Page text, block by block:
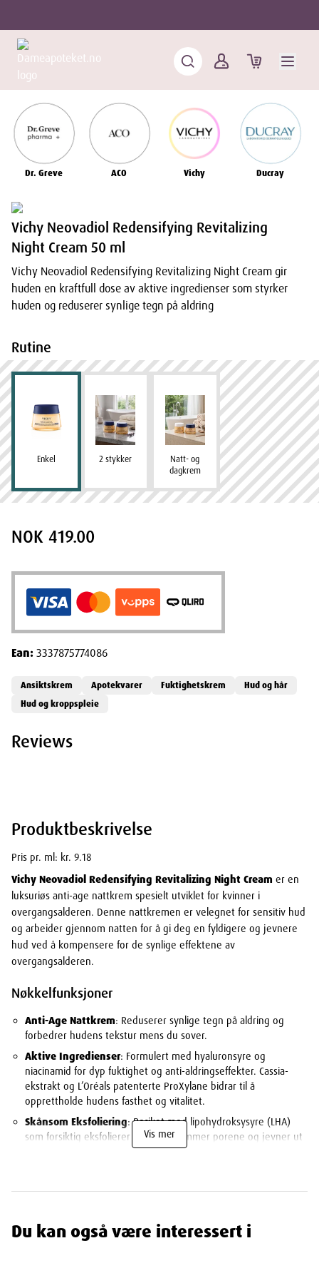
Dr. Greve ACO Vichy Ducray
Produktbeskrivelse
Pris pr. ml: kr. 9.18
Vichy Neovadiol Redensifying Revitalizing Night Cream er en
luksuriøs anti-age nattkrem spesielt utviklet for kvinner i
overgangsalderen. Denne nattkremen er velegnet for sensitiv hud
og arbeider gjennom natten for å gi deg en fyldigere og jevnere
hud ved å kompensere for de synlige effektene av
overgangsalderen.
Nøkkelfunksjoner
Anti-Age Nattkrem: Reduserer synlige tegn på aldring og
forbedrer hudens tekstur mens du sover.
Aktive Ingredienser: Formulert med hyaluronsyre og
niacinamid for dyp fuktighet og anti-aldringseffekter. Cassia-
ekstrakt og L’Oréals patenterte ProXylane bidrar til å
opprettholde hudens fasthet og vitalitet.
Skånsom Eksfoliering: Beriket med lipohydroksysyre (LHA)
som forsiktig eksfolierer huden, strammer porene og jevner ut
Kjølende Effekt
: Gir en umiddelbart forfriskende følelse ved
påføring, perfekt for avslapning før du legger deg.
Vis mer
Vichy Neovadiol Redensifying Revitalizing
Night Cream 50 ml
Vichy Neovadiol Redensifying Revitalizing Night Cream gir
huden en kraftfull dose av aktive ingredienser som styrker
huden og reduserer synlige tegn på aldring
Rutine
Enkel 2 stykker
Natt- og
dagkrem
NOK 419.00
Ean:3337875774086
Ansiktskrem Apotekvarer Fuktighetskrem
Hud og hår
Hud og kroppspleie
Reviews
Du kan også være interessert i